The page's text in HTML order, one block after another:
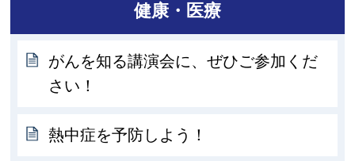
健康・医療
がんを知る講演会に、ぜひご参加くだ
さい！
熱中症を予防しよう！